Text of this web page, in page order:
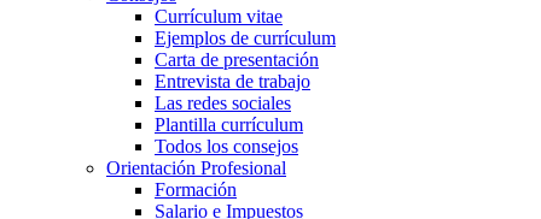
Currículum vitae
Ejemplos de currículum
Carta de presentación
Entrevista de trabajo
Las redes sociales
Plantilla currículum
Todos los consejos
Orientación Profesional
Formación
Salario e Impuestos